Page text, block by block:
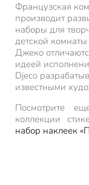
Французская
производит
наборы для
детской
Джеко
идеей
Djeco
известными
Посмотрите
коллекции
набор наклеек